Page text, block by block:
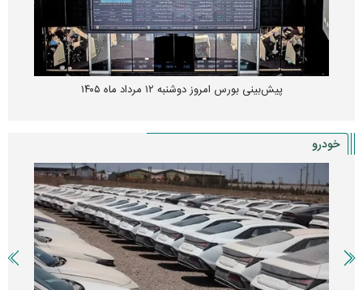
پیش‌بینی بورس امروز دوشنبه ۱۲ مرداد ماه ۱۴۰۵
خودرو